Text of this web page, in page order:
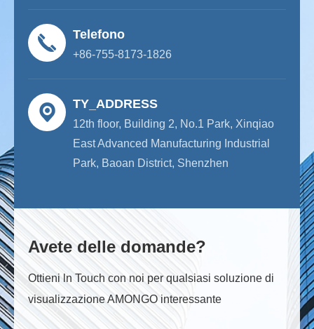
Telefono
+86-755-8173-1826
TY_ADDRESS
12th floor, Building 2, No.1 Park, Xinqiao
East Advanced Manufacturing Industrial
Park, Baoan District, Shenzhen
Avete delle domande?
Ottieni ln Touch con noi per qualsiasi soluzione di
visualizzazione AMONGO interessante